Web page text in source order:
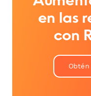
en las
con